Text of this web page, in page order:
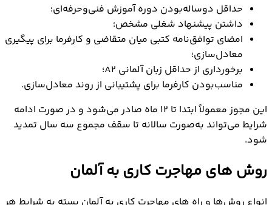
حداقل دوساله‌بودن دوره آموزش فنی‌وحرفه‌ای؛
داشتن پیشنهاد شغلی مشخص؛
امضای توافق‌نامه کتبی میان متقاضی و کارفرما برای پیگیری
معادل‌سازی؛
برخورداری از حداقل زبان آلمانی A2؛
مناسب‌بودن کارفرما برای پشتیبانی از روند معادل‌سازی.
این مجوز معمولاً ابتدا تا ۱۲ ماه صادر می‌شود و در صورت ادامه
شرایط می‌تواند به‌صورت سالانه تا سقف مجموع سه سال تمدید
شود.
روش های مهاجرت کاری به آلمان